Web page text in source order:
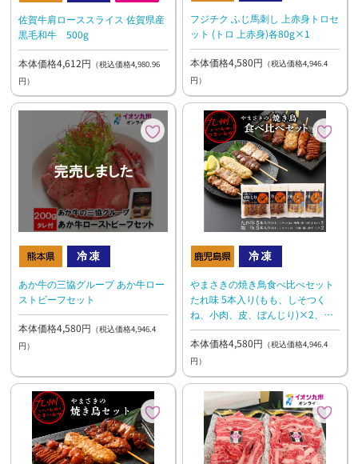
佐賀牛肩ローススライス 佐賀県産
黒毛和牛 500g
本体価格4,612円 （税込価格4,980.96
円）
フジチク ふじ馬刺し 上赤身トロセ
ット (トロ 上赤身)各80g×1
本体価格4,580円 （税込価格4,946.4
円）
あか牛の三協グループ あか牛ロー
ストビーフセット
本体価格4,580円 （税込価格4,946.4
円）
やまさきの焼き鳥食べ比べセット
たれ味 5本入り(もも、しそつく
ね、小肉、皮、ぼんじり)×2、塩
味 5本入り(もも、しそつくね、
豚、砂ずり、小肉)×2
本体価格4,580円 （税込価格4,946.4
円）